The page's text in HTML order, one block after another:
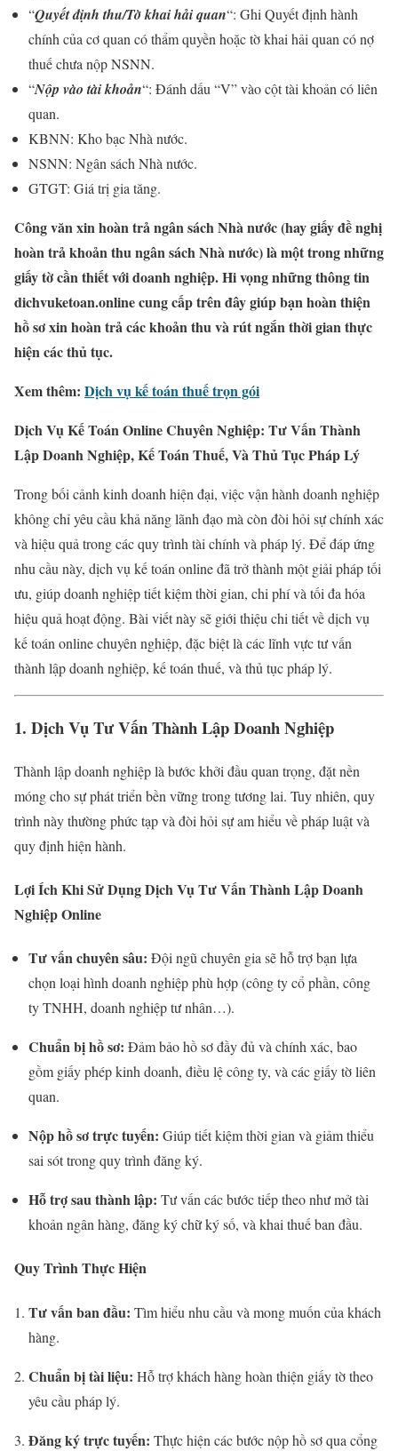
“Quyết định thu/Tờ khai hải quan“: Ghi Quyết định hành
chính của cơ quan có thẩm quyền hoặc tờ khai hải quan có nợ
thuế chưa nộp NSNN.
“Nộp vào tài khoản“: Đánh dấu “V” vào cột tài khoản có liên
quan.
KBNN: Kho bạc Nhà nước.
NSNN: Ngân sách Nhà nước.
GTGT: Giá trị gia tăng.
Công văn xin hoàn trả ngân sách Nhà nước (hay giấy đề nghị
hoàn trả khoản thu ngân sách Nhà nước) là một trong những
giấy tờ cần thiết với doanh nghiệp. Hi vọng những thông tin
dichvuketoan.online cung cấp trên đây giúp bạn hoàn thiện
hồ sơ xin hoàn trả các khoản thu và rút ngắn thời gian thực
hiện các thủ tục.
Xem thêm: Dịch vụ kế toán thuế trọn gói
Dịch Vụ Kế Toán Online Chuyên Nghiệp: Tư Vấn Thành
Lập Doanh Nghiệp, Kế Toán Thuế, Và Thủ Tục Pháp Lý
Trong bối cảnh kinh doanh hiện đại, việc vận hành doanh nghiệp
không chỉ yêu cầu khả năng lãnh đạo mà còn đòi hỏi sự chính xác
và hiệu quả trong các quy trình tài chính và pháp lý. Để đáp ứng
nhu cầu này, dịch vụ kế toán online đã trở thành một giải pháp tối
ưu, giúp doanh nghiệp tiết kiệm thời gian, chi phí và tối đa hóa
hiệu quả hoạt động. Bài viết này sẽ giới thiệu chi tiết về dịch vụ
kế toán online chuyên nghiệp, đặc biệt là các lĩnh vực tư vấn
thành lập doanh nghiệp, kế toán thuế, và thủ tục pháp lý.
1. Dịch Vụ Tư Vấn Thành Lập Doanh Nghiệp
Thành lập doanh nghiệp là bước khởi đầu quan trọng, đặt nền
móng cho sự phát triển bền vững trong tương lai. Tuy nhiên, quy
trình này thường phức tạp và đòi hỏi sự am hiểu về pháp luật và
quy định hiện hành.
Lợi Ích Khi Sử Dụng Dịch Vụ Tư Vấn Thành Lập Doanh
Nghiệp Online
Tư vấn chuyên sâu: Đội ngũ chuyên gia sẽ hỗ trợ bạn lựa
chọn loại hình doanh nghiệp phù hợp (công ty cổ phần, công
ty TNHH, doanh nghiệp tư nhân…).
Chuẩn bị hồ sơ: Đảm bảo hồ sơ đầy đủ và chính xác, bao
gồm giấy phép kinh doanh, điều lệ công ty, và các giấy tờ liên
quan.
Nộp hồ sơ trực tuyến: Giúp tiết kiệm thời gian và giảm thiểu
sai sót trong quy trình đăng ký.
Hỗ trợ sau thành lập: Tư vấn các bước tiếp theo như mở tài
khoản ngân hàng, đăng ký chữ ký số, và khai thuế ban đầu.
Quy Trình Thực Hiện
Tư vấn ban đầu: Tìm hiểu nhu cầu và mong muốn của khách
hàng.
Chuẩn bị tài liệu: Hỗ trợ khách hàng hoàn thiện giấy tờ theo
yêu cầu pháp lý.
Đăng ký trực tuyến: Thực hiện các bước nộp hồ sơ qua cổng